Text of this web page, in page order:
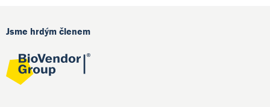
Jsme hrdým členem